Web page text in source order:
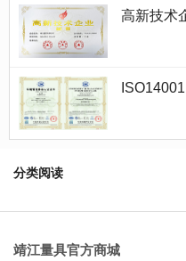
高新技术
分类阅读
靖江量具官方商城